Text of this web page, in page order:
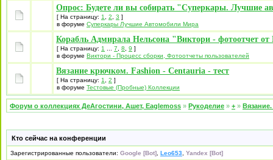
Опрос: Будете ли вы собирать "Суперкары. Лучшие
[ На страницу: 1 2 3 ]
в форуме Суперкары Лучшие Автомобили Mира
Корабль Адмирала Нельсона "Виктори - фотоотчет от
[ На страницу: 1 7 8 9 ]
в форуме Виктори - Процесс сборки, Фотоотчеты пользователей
Вязание крючком. Fashion - Centauria - тест
[ На страницу: 1 2 ]
в форуме Тестовые (Пробные) Коллекции
Форум о коллекциях ДеАгостини, Ашет, Eaglemoss » Рукоделие » + »
Кто сейчас на конференции
Зарегистрированные пользователи: Google [Bot] Leo653 Yandex [Bot]